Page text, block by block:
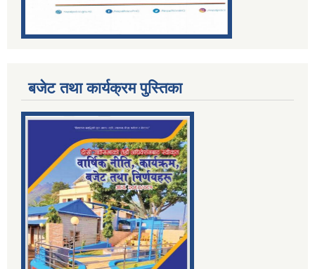
बजेट तथा कार्यक्रम पुस्तिका